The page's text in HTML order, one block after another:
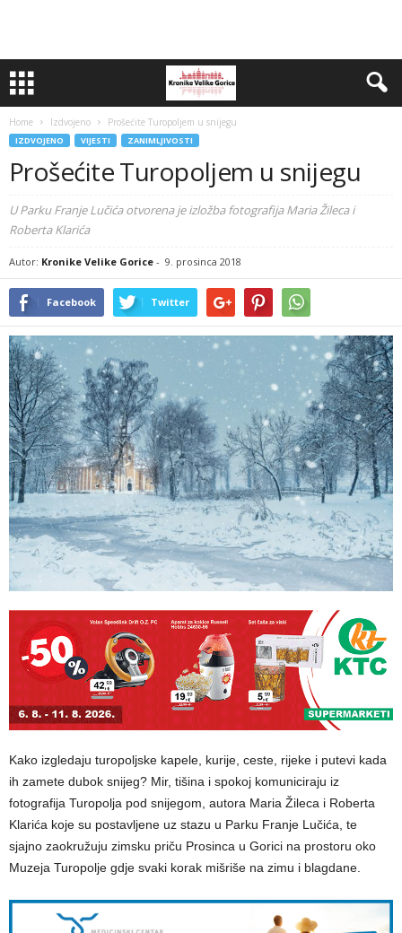
Home Izdvojeno Prošećite Turopoljem u snijegu
IZDVOJENO VIJESTI ZANIMLJIVOSTI
Prošećite Turopoljem u snijegu
U Parku Franje Lučića otvorena je izložba fotografija Maria Žileca i
Roberta Klarića
Autor: Kronike Velike Gorice - 9. prosinca 2018
Facebook Twitter
Kako izgledaju turopoljske kapele, kurije, ceste, rijeke i putevi kada
ih zamete dubok snijeg? Mir, tišina i spokoj komuniciraju iz
fotografija Turopolja pod snijegom, autora Maria Žileca i Roberta
Klarića koje su postavljene uz stazu u Parku Franje Lučića, te
sjajno zaokružuju zimsku priču Prosinca u Gorici na prostoru oko
Muzeja Turopolje gdje svaki korak mišriše na zimu i blagdane.